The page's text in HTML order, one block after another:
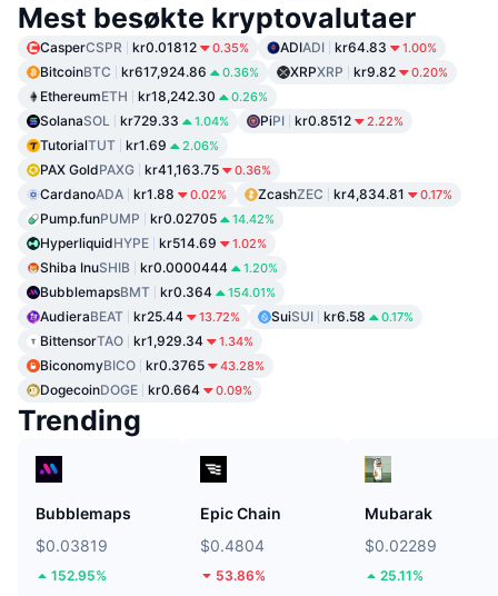
Mest besøkte kryptovalutaer
CasperCSPR kr0.01812 0.35% ADIADI kr64.83 1.00%
BitcoinBTC kr617,924.86 0.36% XRPXRP kr9.82 0.20%
EthereumETH kr18,242.30 0.26%
SolanaSOL kr729.33 1.04% PiPI kr0.8512 2.22%
TutorialTUT kr1.69 2.06%
PAX GoldPAXG kr41,163.75 0.36%
CardanoADA kr1.88 0.02% ZcashZEC kr4,834.81 0.17%
Pump.funPUMP kr0.02705 14.42%
HyperliquidHYPE kr514.69 1.02%
Shiba InuSHIB kr0.0000444 1.20%
BubblemapsBMT kr0.364 154.01%
AudieraBEAT kr25.44 13.72% SuiSUI kr6.58 0.17%
BittensorTAO kr1,929.34 1.34%
BiconomyBICO kr0.3765 43.28%
DogecoinDOGE kr0.664 0.09%
Trending
Bubblemaps
$0.03819
152.95%
Epic Chain
$0.4804
53.86%
Mubarak
$0.02289
25.11%